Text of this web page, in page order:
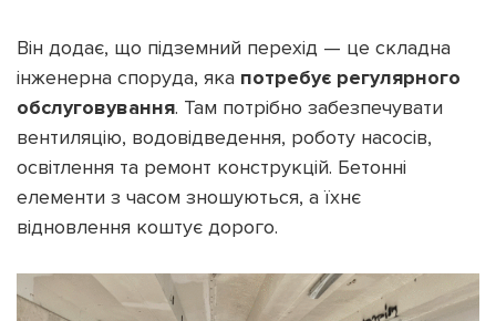
Він додає, що підземний перехід — це складна
інженерна споруда, яка потребує регулярного
обслуговування. Там потрібно забезпечувати
вентиляцію, водовідведення, роботу насосів,
освітлення та ремонт конструкцій. Бетонні
елементи з часом зношуються, а їхнє
відновлення коштує дорого.